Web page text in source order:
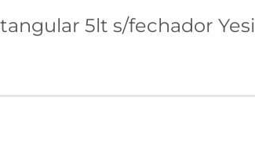
5lt s/fechador Yesi